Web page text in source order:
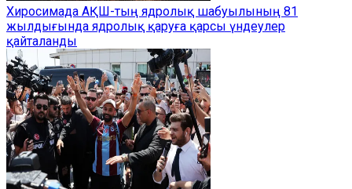
Хиросимада АҚШ-тың ядролық шабуылының 81
жылдығында ядролық қаруға қарсы үндеулер
қайталанды